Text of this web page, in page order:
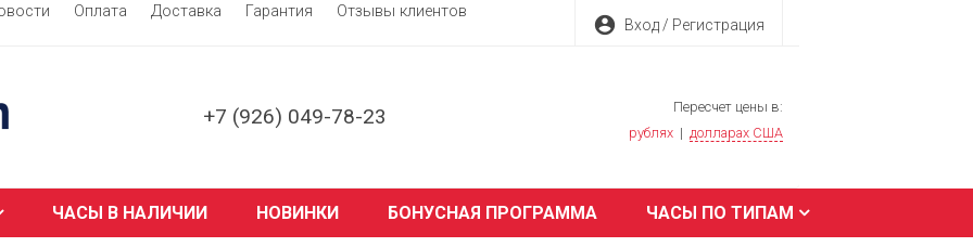
Оплата Доставка Гарантия
Отзывы клиентов
account_circle Вход / Регистрация
+7 (926) 049-78-23
Пересчет цены в:
рублях | долларах США
ЧАСЫ В НАЛИЧИИ НОВИНКИ БОНУСНАЯ ПРОГРАММА ЧАСЫ ПО ТИПАМ